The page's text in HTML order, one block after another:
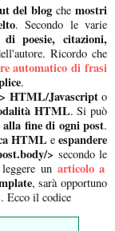
del blog che mostri
. Secondo le varie
di poesie, citazioni,
Ricordo che
automatico di frasi
.
HTML/Javascripto
HTML. Si può
alla fine di ogni post.
HTML e espandere
> secondo le
un articolo a
, sarà opportuno
. Ecco il codice